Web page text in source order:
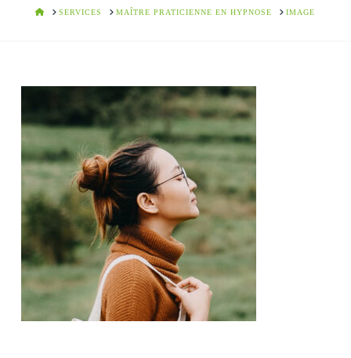
HOMESERVICES MAÎTRE PRATICIENNE EN HYPNOSE IMAGE